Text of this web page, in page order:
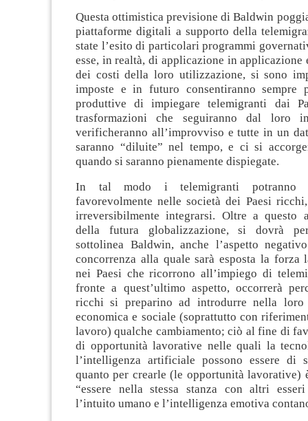
Questa ottimistica previsione di Baldwin
piattaforme digitali a supporto della
state l’esito di particolari programmi
esse, in realtà, di applicazione in
dei costi della loro utilizzazione, si sono
imposte e in futuro consentiranno sempre
produttive di impiegare telemigranti dai
trasformazioni che seguiranno dal loro
verificheranno all’improvviso e tutte in un
saranno “diluite” nel tempo, e ci si
quando si saranno pienamente dispiegate.
In tal modo i telemigranti potranno
favorevolmente nelle società dei Paesi
irreversibilmente integrarsi. Oltre a questo
della futura globalizzazione, si dovrà
sottolinea Baldwin, anche l’aspetto
concorrenza alla quale sarà esposta la forza
nei Paesi che ricorrono all’impiego di
fronte a quest’ultimo aspetto, occorrerà
ricchi si preparino ad introdurre nella loro
economica e sociale (soprattutto con
lavoro) qualche cambiamento; ciò al fine di
di opportunità lavorative nelle quali la
l’intelligenza artificiale possono essere di
quanto per crearle (le opportunità lavorative)
“essere nella stessa stanza con altri
l’intuito umano e l’intelligenza emotiva